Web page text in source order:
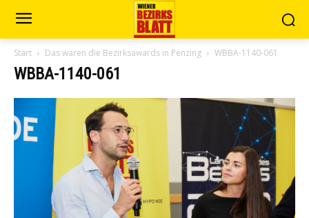
Start Das waren die Bezirksawards in Penzing WBBA-1140-061
WBBA-1140-061